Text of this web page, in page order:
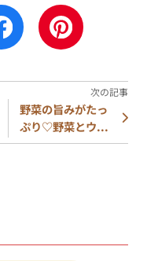
野菜の旨みがたっ
ぷり♡野菜とウ...